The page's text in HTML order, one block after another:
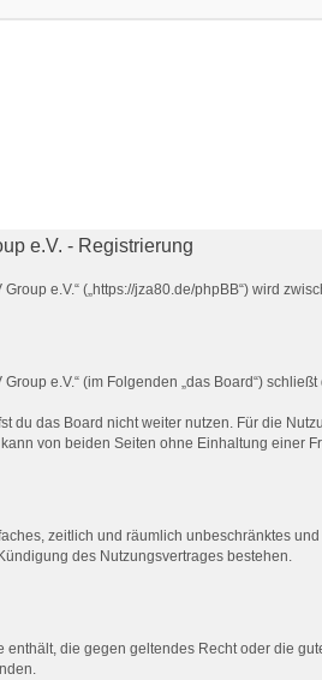
e.V. - Registrierung
e.V.“ („https://jza80.de/phpBB“) wird
e.V.“ (im Folgenden „das Board“)
du das Board nicht weiter nutzen. Für die
von beiden Seiten ohne Einhaltung einer
zeitlich und räumlich unbeschränktes
des Nutzungsvertrages bestehen.
die gegen geltendes Recht oder die